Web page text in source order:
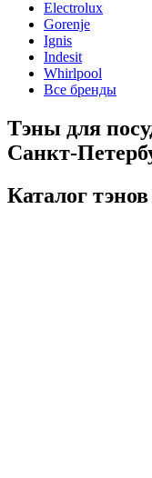
Electrolux
Gorenje
Ignis
Indesit
Whirlpool
Все бренды
Тэны для
Санкт-
Каталог